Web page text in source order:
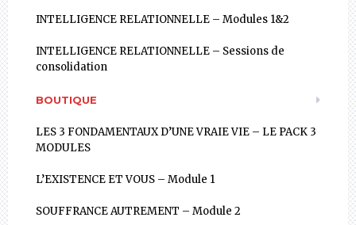
INTELLIGENCE RELATIONNELLE – Modules 1&2
INTELLIGENCE RELATIONNELLE – Sessions de
consolidation
BOUTIQUE
LES 3 FONDAMENTAUX D’UNE VRAIE VIE – LE PACK 3
MODULES
L’EXISTENCE ET VOUS – Module 1
SOUFFRANCE AUTREMENT – Module 2